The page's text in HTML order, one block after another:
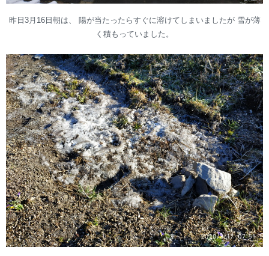
昨日3月16日朝は、 陽が当たったらすぐに溶けてしまいましたが 雪が薄
く積もっていました。